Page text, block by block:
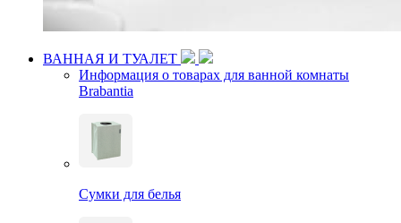
ВАННАЯ И ТУАЛЕТ
Информация о товарах для ванной комнаты
Brabantia
Сумки для белья